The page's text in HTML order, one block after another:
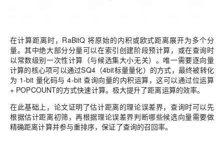
在计算距离时，RaBitQ 将原始的内积或欧式距离展开为多个分
量。其中绝大部分分量可以在索引创建阶段预计算，或在查询时
以常数级别一次性计算（与候选集大小无关）。唯一需要逐向量
计算的核心项可以通过SQ4（4bit标量量化）的方式，最终被转化
为 1-bit 量化码与 4-bit 查询向量的内积运算，这可以通过位运算
+ POPCOUNT的方式快速计算。极大提升了距离运算的效率。
在此基础上，论文证明了估计距离的理论误差界，查询时可以先
根据估计距离初筛，再根据理论误差界判断哪些候选向量需要做
精确距离计算并参与重排序，保证了查询的召回率。